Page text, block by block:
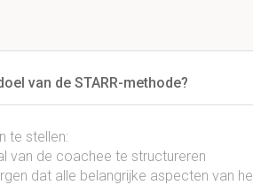
van de STARR-methode?
te stellen:
van de coachee te structureren
dat alle belangrijke aspecten van